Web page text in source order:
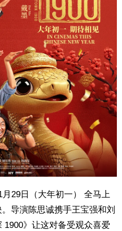
月29日（大年初一） 全马上
导演陈思诚携手王宝强和刘
1900》让这对备受观众喜爱